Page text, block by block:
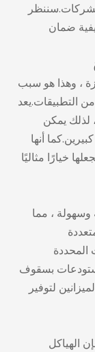
ضمان
، وهذا هو سبب
التطبيقات.يعد
، لذلك يمكن
أنها
خيارًا مثاليًا
وسهولة ، مما
المحددة
بسقوف
لتوفير
بنسبة 100٪ ، لذا فإن الهياكل